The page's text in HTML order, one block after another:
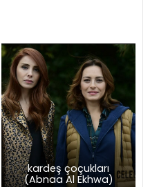
kardeş çoçukları
(Abnaa Al Ekhwa)